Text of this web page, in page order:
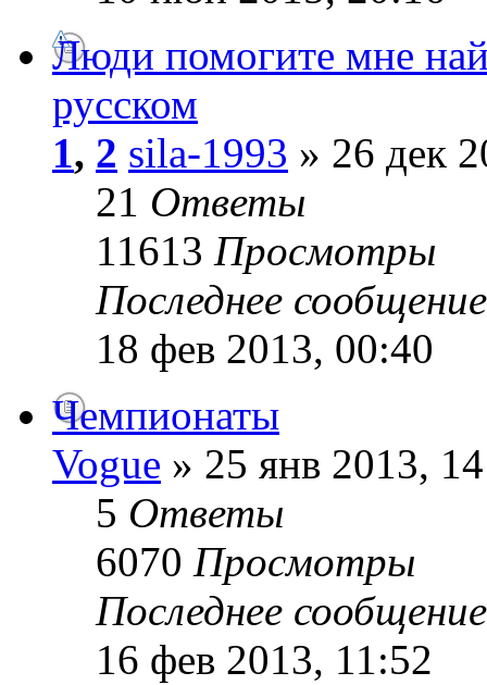
Люди помогите мне
русском
1, 2 sila-1993 » 26 дек
21 Ответы
11613 Просмотры
Последнее
18 фев 2013, 00:40
Чемпионаты
Vogue » 25 янв 2013,
5 Ответы
6070 Просмотры
Последнее
16 фев 2013, 11:52